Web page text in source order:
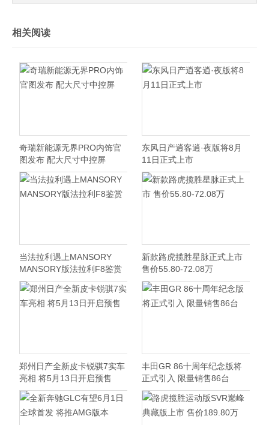
相关阅读
奇瑞新能源无界PRO内饰官
图发布 配大尺寸中控屏
东风日产逍客逍·夜版将8月
11日正式上市
当法拉利遇上MANSORY
MANSORY版法拉利F8鉴赏
新款路虎揽胜星脉正式上市
售价55.80-72.08万
郑州日产全新皮卡锐骐7实车
亮相 将5月13日开启预售
丰田GR 86十周年纪念版将
正式引入 限量销售86台